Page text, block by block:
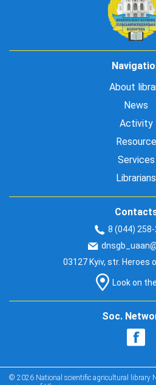
About
News
Activity
Resource
Services
Librarians
8 (044)
03127 Kyiv, str. Heroes
Look on
Soc.
© 2026 National scientific agricultural library